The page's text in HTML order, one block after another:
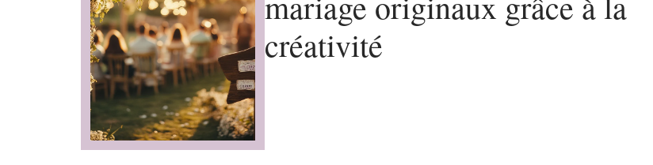
créativité